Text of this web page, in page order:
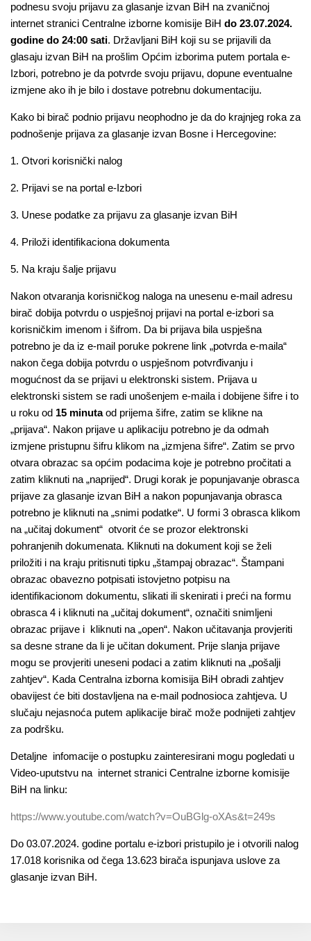
podnesu svoju prijavu za glasanje izvan BiH na zvaničnoj
internet stranici Centralne izborne komisije BiH do 23.07.2024.
godine do 24:00 sati. Državljani BiH koji su se prijavili da
glasaju izvan BiH na prošlim Općim izborima putem portala e-
Izbori, potrebno je da potvrde svoju prijavu, dopune eventualne
izmjene ako ih je bilo i dostave potrebnu dokumentaciju.
Kako bi birač podnio prijavu neophodno je da do krajnjeg roka za
podnošenje prijava za glasanje izvan Bosne i Hercegovine:
1. Otvori korisnički nalog
2. Prijavi se na portal e-Izbori
3. Unese podatke za prijavu za glasanje izvan BiH
4. Priloži identifikaciona dokumenta
5. Na kraju šalje prijavu
Nakon otvaranja korisničkog naloga na unesenu e-mail adresu
birač dobija potvrdu o uspješnoj prijavi na portal e-izbori sa
korisničkim imenom i šifrom. Da bi prijava bila uspješna
potrebno je da iz e-mail poruke pokrene link „potvrda e-maila“
nakon čega dobija potvrdu o uspješnom potvrđivanju i
mogućnost da se prijavi u elektronski sistem. Prijava u
elektronski sistem se radi unošenjem e-maila i dobijene šifre i to
u roku od 15 minutaod prijema šifre, zatim se klikne na
„prijava“. Nakon prijave u aplikaciju potrebno je da odmah
izmjene pristupnu šifru klikom na „izmjena šifre“. Zatim se prvo
otvara obrazac sa općim podacima koje je potrebno pročitati a
zatim kliknuti na „naprijed“. Drugi korak je popunjavanje obrasca
prijave za glasanje izvan BiH a nakon popunjavanja obrasca
potrebno je kliknuti na „snimi podatke“. U formi 3 obrasca klikom
na „učitaj dokument“ otvorit će se prozor elektronski
pohranjenih dokumenata. Kliknuti na dokument koji se želi
priložiti i na kraju pritisnuti tipku „štampaj obrazac“. Štampani
obrazac obavezno potpisati istovjetno potpisu na
identifikacionom dokumentu, slikati ili skenirati i preći na formu
obrasca 4 i kliknuti na „učitaj dokument“, označiti snimljeni
obrazac prijave i kliknuti na „open“. Nakon učitavanja provjeriti
sa desne strane da li je učitan dokument. Prije slanja prijave
mogu se provjeriti uneseni podaci a zatim kliknuti na „pošalji
zahtjev“. Kada Centralna izborna komisija BiH obradi zahtjev
obavijest će biti dostavljena na e-mail podnosioca zahtjeva. U
slučaju nejasnoća putem aplikacije birač može podnijeti zahtjev
za podršku.
Detaljne infomacije o postupku zainteresirani mogu pogledati u
Video-uputstvu na internet stranici Centralne izborne komisije
BiH na linku:
https://www.youtube.com/watch?v=OuBGlg-oXAs&t=249s
Do 03.07.2024. godine portalu e-izbori pristupilo je i otvorili nalog
17.018 korisnika od čega 13.623 birača ispunjava uslove za
glasanje izvan BiH.